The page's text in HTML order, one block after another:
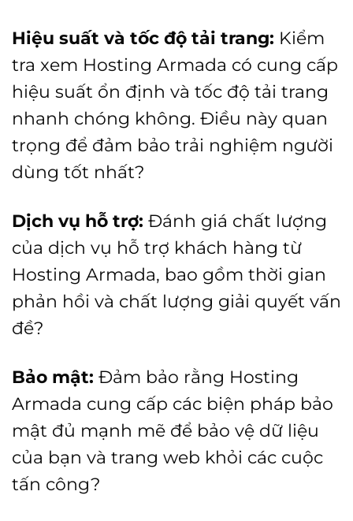
Hiệu suất và tốc độ tải trang: Kiểm
tra xem Hosting Armada có cung cấp
hiệu suất ổn định và tốc độ tải trang
nhanh chóng không. Điều này quan
trọng để đảm bảo trải nghiệm người
dùng tốt nhất?
Dịch vụ hỗ trợ: Đánh giá chất lượng
của dịch vụ hỗ trợ khách hàng từ
Hosting Armada, bao gồm thời gian
phản hồi và chất lượng giải quyết vấn
đề?
Bảo mật: Đảm bảo rằng Hosting
Armada cung cấp các biện pháp bảo
mật đủ mạnh mẽ để bảo vệ dữ liệu
của bạn và trang web khỏi các cuộc
tấn công?